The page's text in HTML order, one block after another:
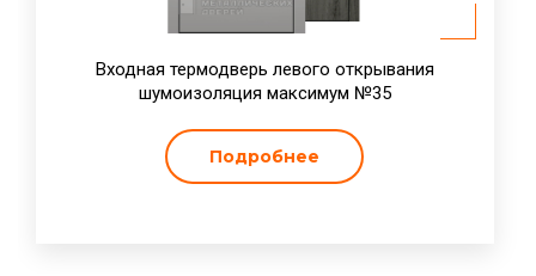
Входная термодверь левого открывания
шумоизоляция максимум №35
Подробнее